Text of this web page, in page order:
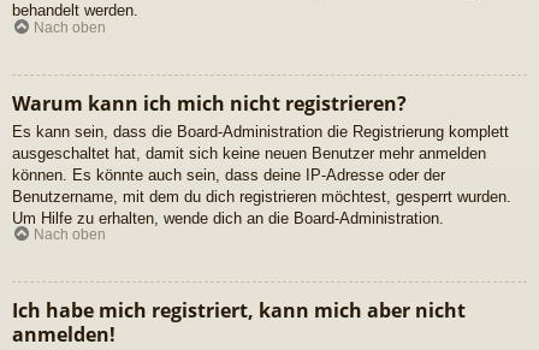
behandelt werden.
Nach oben
Warum kann ich mich nicht registrieren?
Es kann sein, dass die Board-Administration die Registrierung komplett
ausgeschaltet hat, damit sich keine neuen Benutzer mehr anmelden
können. Es könnte auch sein, dass deine IP-Adresse oder der
Benutzername, mit dem du dich registrieren möchtest, gesperrt wurden.
Um Hilfe zu erhalten, wende dich an die Board-Administration.
Nach oben
Ich habe mich registriert, kann mich aber nicht
anmelden!